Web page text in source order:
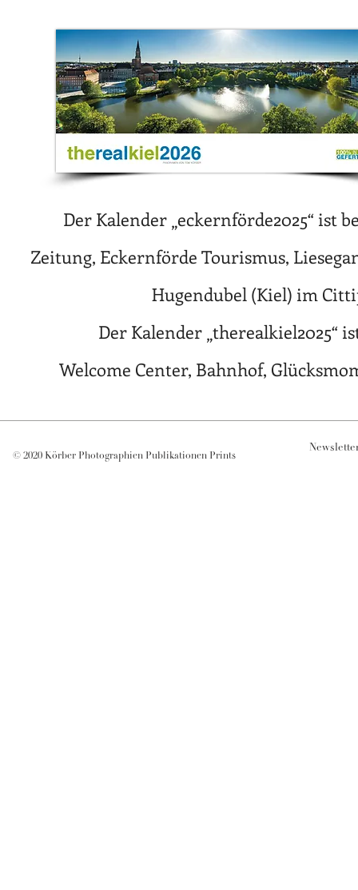
Der Kalender „eckernförde2025“ ist
Zeitung, Eckernförde Tourismus,
Hugendubel (Kiel) im
Der Kalender „therealkiel2025“
Welcome Center, Bahnhof,
© 2020 Körber Photographien Publikationen Prints